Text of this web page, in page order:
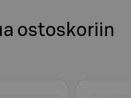
ostoskoriin